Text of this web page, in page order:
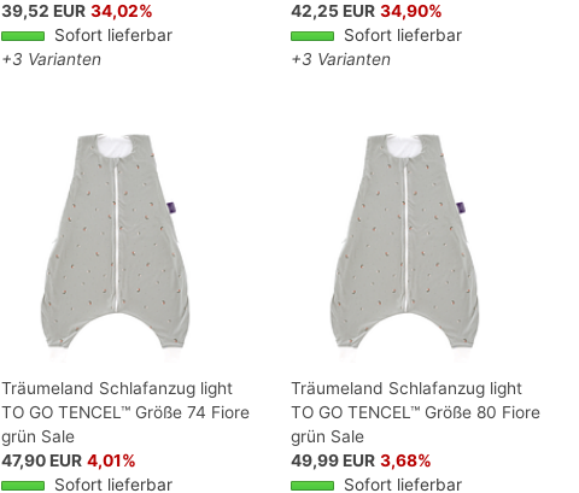
39,52 EUR 34,02%
Sofort lieferbar
+3 Varianten
42,25 EUR 34,90%
Sofort lieferbar
+3 Varianten
Träumeland Schlafanzug light
TO GO TENCEL™ Größe 74 Fiore
grün Sale
47,90 EUR 4,01%
Sofort lieferbar
Träumeland Schlafanzug light
TO GO TENCEL™ Größe 80 Fiore
grün Sale
49,99 EUR 3,68%
Sofort lieferbar